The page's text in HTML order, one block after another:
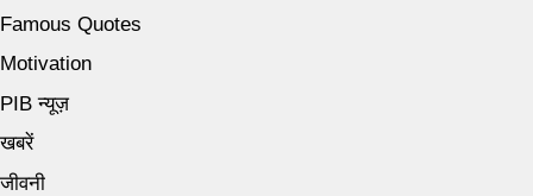
Famous Quotes
Motivation
PIB न्यूज़
खबरें
जीवनी